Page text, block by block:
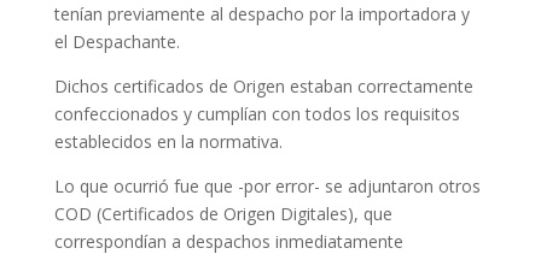
tenían previamente al despacho por la importadora y
el Despachante.
Dichos certificados de Origen estaban correctamente
confeccionados y cumplían con todos los requisitos
establecidos en la normativa.
Lo que ocurrió fue que -por error- se adjuntaron otros
COD (Certificados de Origen Digitales), que
correspondían a despachos inmediatamente